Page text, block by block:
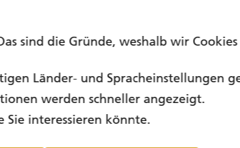
sind die Gründe, weshalb wir
Länder- und Spracheinstellungen
werden schneller angezeigt.
Sie interessieren könnte.